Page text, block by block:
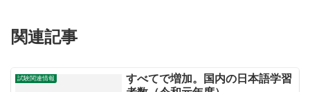
関連記事
試験関連情報
すべてで増加。国内の日本語学習